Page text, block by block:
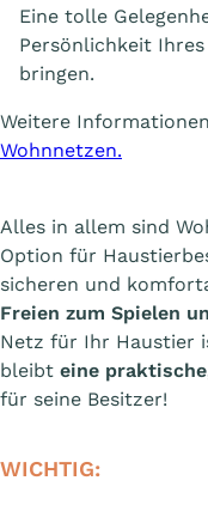
Eine tolle
Persönlichkeit
bringen.
Weitere
Wohnnetzen.
Alles in allem sind
Option für
sicheren und
Freien zum Spielen
Netz für Ihr Haustier
bleibt eine
für seine Besitzer!
WICHTIG: